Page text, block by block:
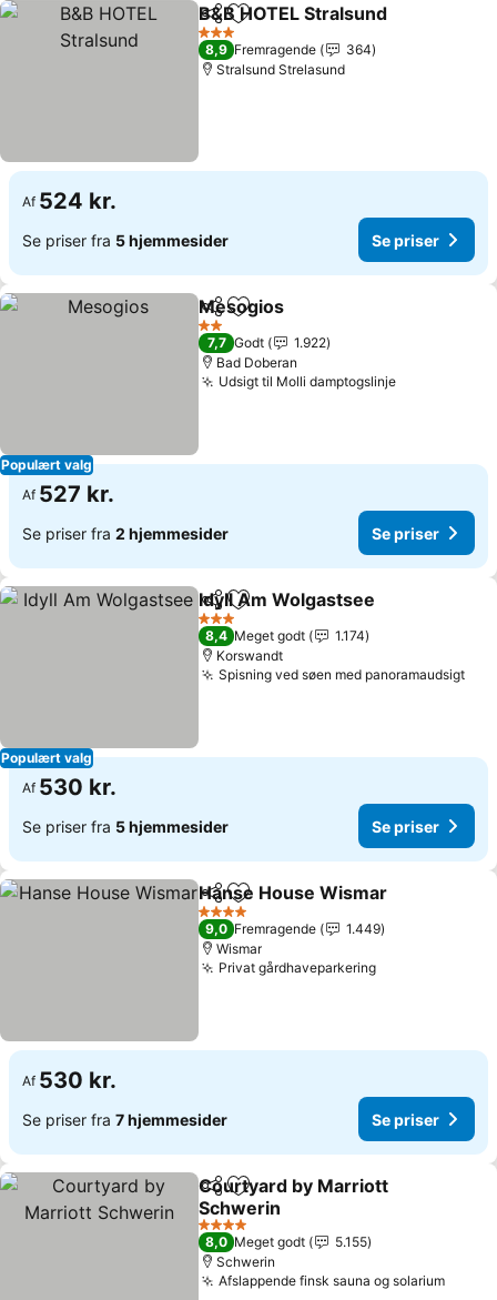
Del Føj til favoritter
B&B HOTEL Stralsund
3 Stjerner
8,9 Fremragende
364
Stralsund Strelasund
Af 524 kr.
Se priser fra 5 hjemmesider Se priser
Populært valg
Del Føj til favoritter
Mesogios
2 Stjerner
7,7 Godt
1.922
Bad Doberan
Udsigt til Molli damptogslinje
Af 527 kr.
Se priser fra 2 hjemmesider Se priser
Populært valg
Del Føj til favoritter
Idyll Am Wolgastsee
3 Stjerner
8,4 Meget godt
1.174
Korswandt
Spisning ved søen med panoramaudsigt
Af 530 kr.
Se priser fra 5 hjemmesider Se priser
Del Føj til favoritter
Hanse House Wismar
4 Stjerner
9,0 Fremragende
1.449
Wismar
Privat gårdhaveparkering
Af 530 kr.
Se priser fra 7 hjemmesider Se priser
Del Føj til favoritter
Courtyard by Marriott
Schwerin
4 Stjerner
8,0 Meget godt
5.155
Schwerin
Afslappende finsk sauna og solarium